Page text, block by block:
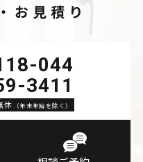
お見積り
044
3411
休 （年末年始を除く）